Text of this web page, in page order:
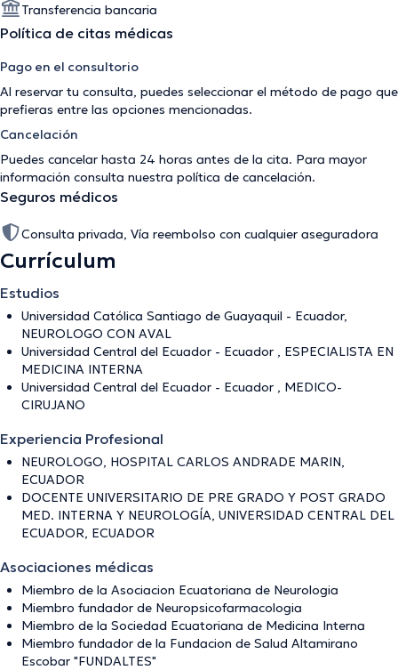
Transferencia bancaria
Política de citas médicas
Pago en el consultorio
Al reservar tu consulta, puedes seleccionar el método de pago que
prefieras entre las opciones mencionadas.
Cancelación
Puedes cancelar hasta 24 horas antes de la cita. Para mayor
información consulta nuestra política de cancelación.
Seguros médicos
Consulta privada, Vía reembolso con cualquier aseguradora
Currículum
Estudios
Universidad Católica Santiago de Guayaquil - Ecuador,
NEUROLOGO CON AVAL
Universidad Central del Ecuador - Ecuador , ESPECIALISTA EN
MEDICINA INTERNA
Universidad Central del Ecuador - Ecuador , MEDICO-
CIRUJANO
Experiencia Profesional
NEUROLOGO, HOSPITAL CARLOS ANDRADE MARIN,
ECUADOR
DOCENTE UNIVERSITARIO DE PRE GRADO Y POST GRADO
MED. INTERNA Y NEUROLOGÍA, UNIVERSIDAD CENTRAL DEL
ECUADOR, ECUADOR
Asociaciones médicas
Miembro de la Asociacion Ecuatoriana de Neurologia
Miembro fundador de Neuropsicofarmacologia
Miembro de la Sociedad Ecuatoriana de Medicina Interna
Miembro fundador de la Fundacion de Salud Altamirano
Escobar "FUNDALTES"